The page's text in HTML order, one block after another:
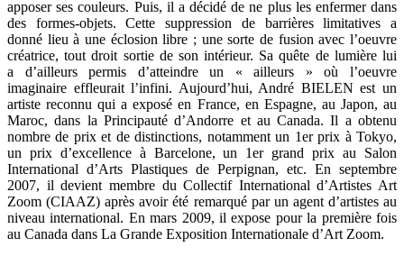
apposer ses couleurs. Puis, il a décidé de ne plus les enfermer dans
des formes-objets. Cette suppression de barrières limitatives a
donné lieu à une éclosion libre ; une sorte de fusion avec l’oeuvre
créatrice, tout droit sortie de son intérieur. Sa quête de lumière lui
a d’ailleurs permis d’atteindre un « ailleurs » où l’oeuvre
imaginaire effleurait l’infini. Aujourd’hui, André BIELEN est un
artiste reconnu qui a exposé en France, en Espagne, au Japon, au
Maroc, dans la Principauté d’Andorre et au Canada. Il a obtenu
nombre de prix et de distinctions, notamment un 1er prix à Tokyo,
un prix d’excellence à Barcelone, un 1er grand prix au Salon
International d’Arts Plastiques de Perpignan, etc. En septembre
2007, il devient membre du Collectif International d’Artistes Art
Zoom (CIAAZ) après avoir été remarqué par un agent d’artistes au
niveau international. En mars 2009, il expose pour la première fois
au Canada dans La Grande Exposition Internationale d’Art Zoom.